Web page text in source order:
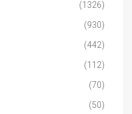
(1326)
(930)
(442)
(112)
(70)
(50)